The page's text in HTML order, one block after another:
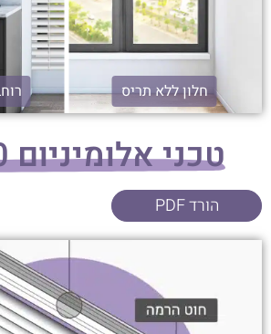
חלון ללא תריס
טכני אלומיניום 50 מ"מ
הורד PDF